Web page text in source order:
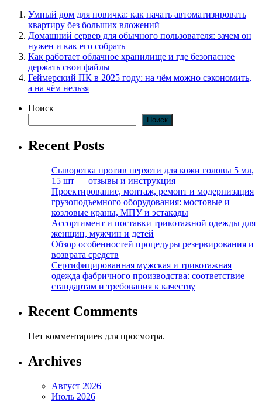
Умный дом для новичка: как начать автоматизировать
квартиру без больших вложений
Домашний сервер для обычного пользователя: зачем он
нужен и как его собрать
Как работает облачное хранилище и где безопаснее
держать свои файлы
Геймерский ПК в 2025 году: на чём можно сэкономить,
а на чём нельзя
Поиск
Поиск
Recent Posts
Сыворотка против перхоти для кожи головы 5 мл,
15 шт — отзывы и инструкция
Проектирование, монтаж, ремонт и модернизация
грузоподъемного оборудования: мостовые и
козловые краны, МПУ и эстакады
Ассортимент и поставки трикотажной одежды для
женщин, мужчин и детей
Обзор особенностей процедуры резервирования и
возврата средств
Сертифицированная мужская и трикотажная
одежда фабричного производства: соответствие
стандартам и требования к качеству
Recent Comments
Нет комментариев для просмотра.
Archives
Август 2026
Июль 2026